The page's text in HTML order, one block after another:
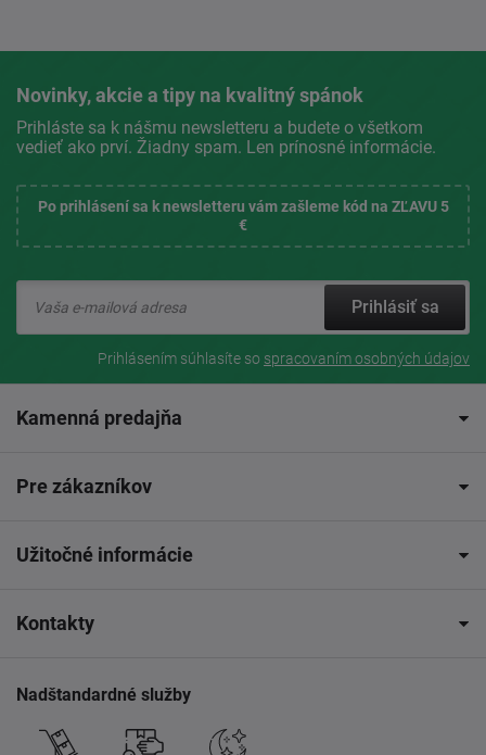
Novinky, akcie a tipy na kvalitný spánok
Prihláste sa k nášmu newsletteru a budete o všetkom
vedieť ako prví. Žiadny spam. Len prínosné informácie.
Po prihlásení sa k newsletteru vám zašleme kód na ZĽAVU 5
€
Prihlásiť sa
Prihlásením súhlasíte so spracovaním osobných údajov
Kamenná predajňa
Pre zákazníkov
Užitočné informácie
Kontakty
Nadštandardné služby